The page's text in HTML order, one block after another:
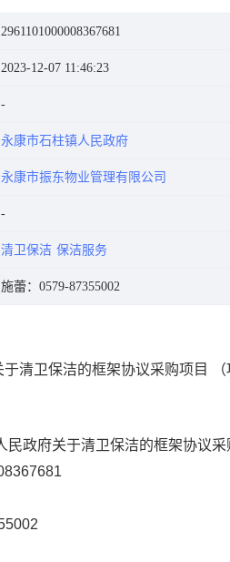
2961101000008367681
2023-12-07 11:46:23
永康市石柱镇人民政府
永康市振东物业管理有限公司
清卫保洁 保洁服务
施蕾：0579-87355002
清卫保洁的框架协议采购项目
民政府关于清卫保洁的框架协议采